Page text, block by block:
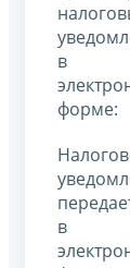
в
форме:
в